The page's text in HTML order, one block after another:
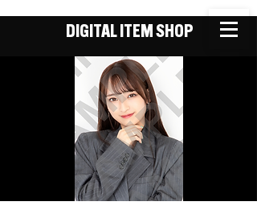
DIGITAL ITEM SHOP